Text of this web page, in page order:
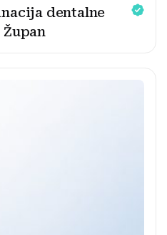
dentalne